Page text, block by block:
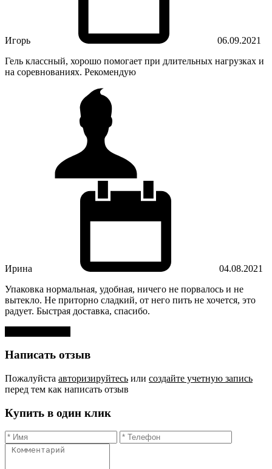
Игорь
06.09.2021
Гель классный, хорошо помогает при длительных нагрузках и
на соревнованиях. Рекомендую
Ирина
04.08.2021
Упаковка нормальная, удобная, ничего не порвалось и не
вытекло. Не приторно сладкий, от него пить не хочется, это
радует. Быстрая доставка, спасибо.
Написать отзыв
Пожалуйста авторизируйтесь или создайте учетную запись
перед тем как написать отзыв
Купить в один клик